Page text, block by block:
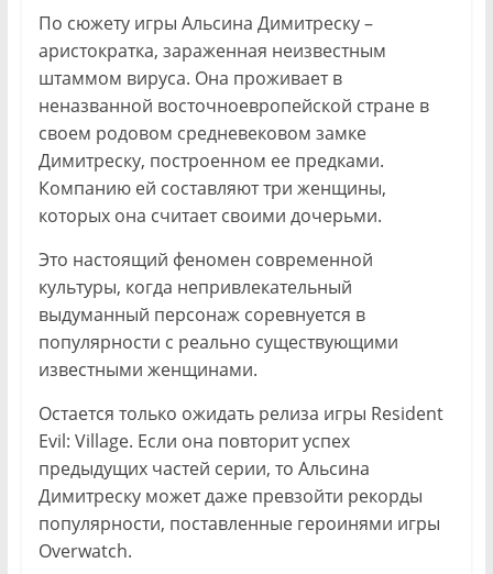
По сюжету игры Альсина Димитреску –
аристократка, зараженная неизвестным
штаммом вируса. Она проживает в
неназванной восточноевропейской стране в
своем родовом средневековом замке
Димитреску, построенном ее предками.
Компанию ей составляют три женщины,
которых она считает своими дочерьми.
Это настоящий феномен современной
культуры, когда непривлекательный
выдуманный персонаж соревнуется в
популярности с реально существующими
известными женщинами.
Остается только ожидать релиза игры Resident
Evil: Village. Если она повторит успех
предыдущих частей серии, то Альсина
Димитреску может даже превзойти рекорды
популярности, поставленные героинями игры
Overwatch.